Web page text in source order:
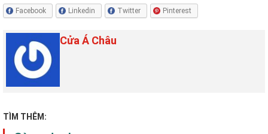
Facebook Linkedin Twitter Pinterest
Cửa Á Châu
TÌM THÊM: